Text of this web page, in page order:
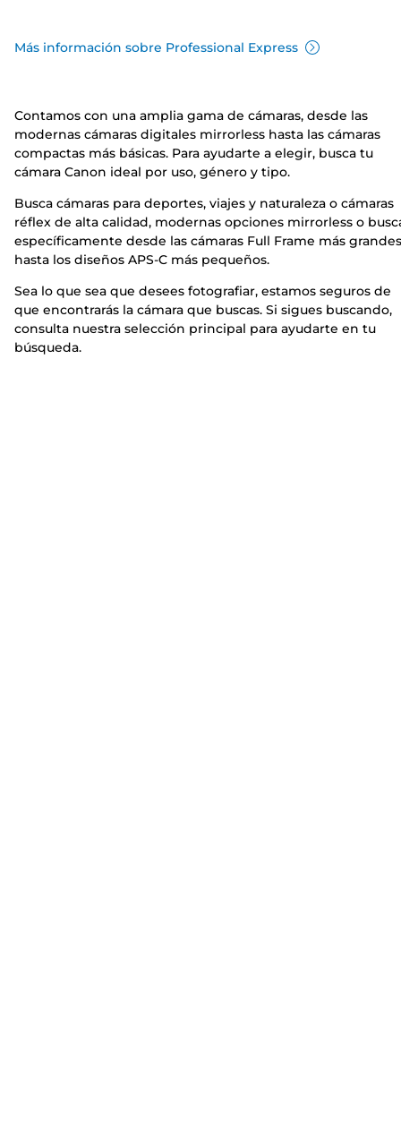
Más información sobre Professional Express
Contamos con una amplia gama de cámaras, desde las
modernas cámaras digitales mirrorless hasta las cámaras
compactas más básicas. Para ayudarte a elegir, busca tu
cámara Canon ideal por uso, género y tipo.
Busca cámaras para deportes, viajes y naturaleza o cámaras
réflex de alta calidad, modernas opciones mirrorless o
específicamente desde las cámaras Full Frame más grandes
hasta los diseños APS-C más pequeños.
Sea lo que sea que desees fotografiar, estamos seguros de
que encontrarás la cámara que buscas. Si sigues buscando,
consulta nuestra selección principal para ayudarte en tu
búsqueda.